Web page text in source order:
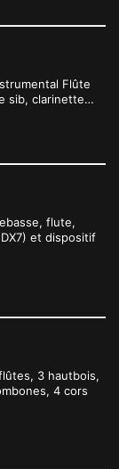
Flûte
sib, clarinette…
flute,
et dispositif
3 hautbois,
4 cors